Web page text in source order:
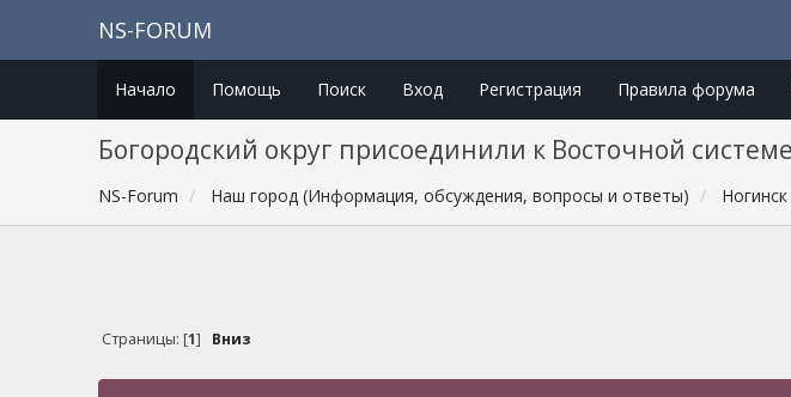
NS-FORUM
Начало Помощь Поиск Вход Регистрация Правила форума
Богородский округ присоединили к Восточной
NS-Forum Наш город (Информация, обсуждения, вопросы и ответы) Ногинск
Страницы: [1] Вниз